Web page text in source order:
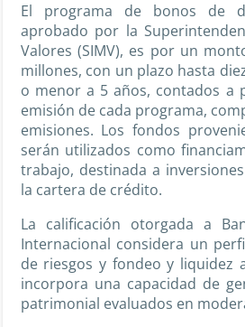
El programa de bonos de
aprobado por la
Valores (SIMV), es por un
millones, con un plazo hasta
o menor a 5 años, contados a
emisión de cada programa,
emisiones. Los fondos
serán utilizados como
trabajo, destinada a
la cartera de crédito.
La calificación otorgada a
Internacional considera un
de riesgos y fondeo y liquidez
incorpora una capacidad de
patrimonial evaluados en